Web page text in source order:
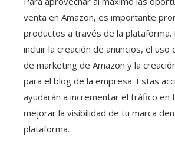
venta en Amazon, es importante
productos a través de la plataforma.
incluir la creación de anuncios, el
de marketing de Amazon y la
para el blog de la empresa. Estas
ayudarán a incrementar el tráfico en
mejorar la visibilidad de tu marca
plataforma.